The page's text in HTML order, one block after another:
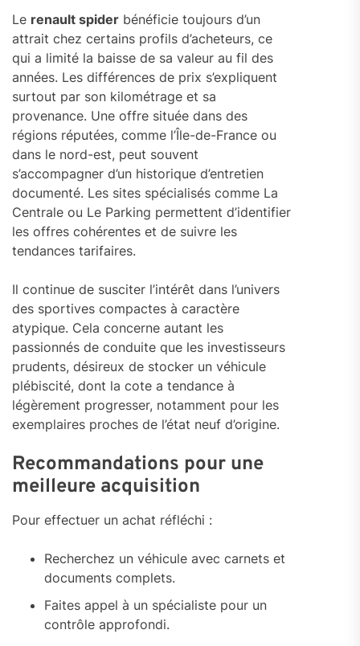
Le renault spider bénéficie toujours d’un
attrait chez certains profils d’acheteurs, ce
qui a limité la baisse de sa valeur au fil des
années. Les différences de prix s’expliquent
surtout par son kilométrage et sa
provenance. Une offre située dans des
régions réputées, comme l’Île-de-France ou
dans le nord-est, peut souvent
s’accompagner d’un historique d’entretien
documenté. Les sites spécialisés comme La
Centrale ou Le Parking permettent d’identifier
les offres cohérentes et de suivre les
tendances tarifaires.
Il continue de susciter l’intérêt dans l’univers
des sportives compactes à caractère
atypique. Cela concerne autant les
passionnés de conduite que les investisseurs
prudents, désireux de stocker un véhicule
plébiscité, dont la cote a tendance à
légèrement progresser, notamment pour les
exemplaires proches de l’état neuf d’origine.
Recommandations pour une
meilleure acquisition
Pour effectuer un achat réfléchi :
Recherchez un véhicule avec carnets et
documents complets.
Faites appel à un spécialiste pour un
contrôle approfondi.